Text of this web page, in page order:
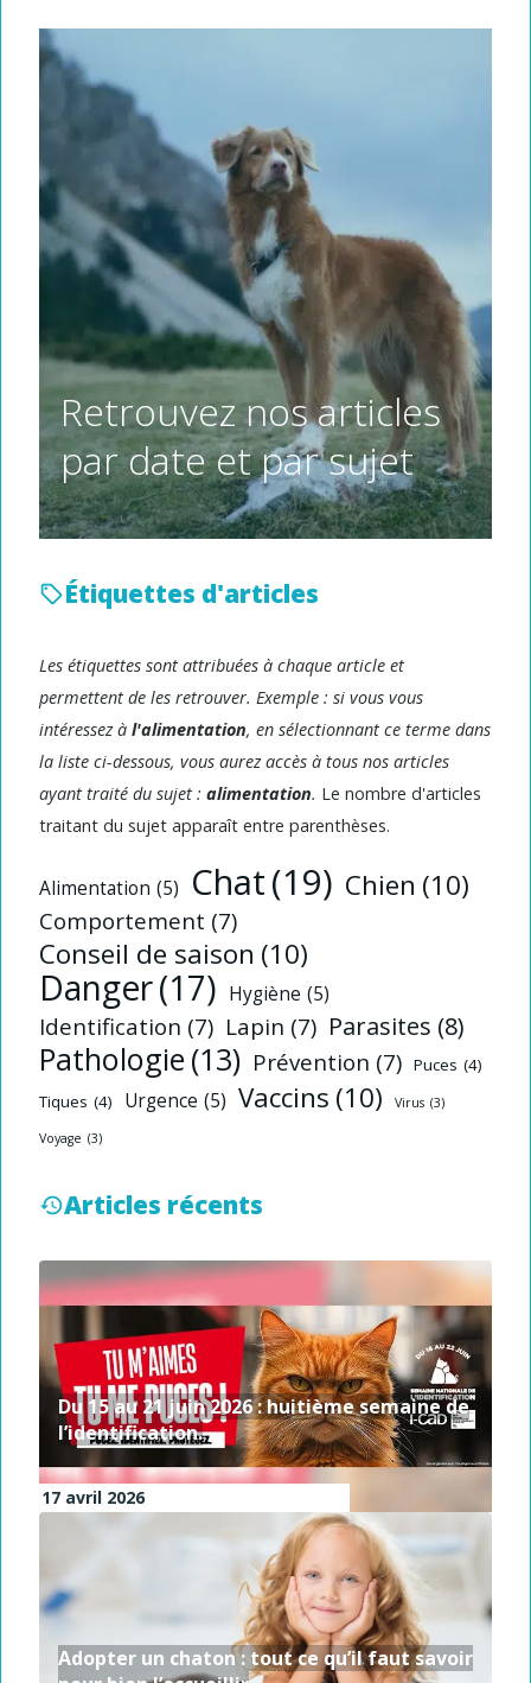
Retrouvez nos articles
par date et par sujet
Étiquettes d'articles
Les étiquettes sont attribuées à chaque article et
permettent de les retrouver. Exemple : si vous vous
intéressez à l'alimentation, en sélectionnant ce terme dans
la liste ci-dessous, vous aurez accès à tous nos articles
ayant traité du sujet : alimentation. Le nombre d'articles
traitant du sujet apparaît entre parenthèses.
Alimentation (5) Chat(19) Chien (10)
Comportement (7)
Conseil de saison (10)
Danger(17) Hygiène (5)
Identification (7) Lapin (7) Parasites (8)
Pathologie(13) Prévention (7) Puces (4)
Tiques (4) Urgence (5) Vaccins (10) Virus (3)
Voyage (3)
Articles récents
Du 15 au 21 juin 2026 : huitième semaine de
l’identification.
17 avril 2026
Adopter un chaton : tout ce qu’il faut savoir